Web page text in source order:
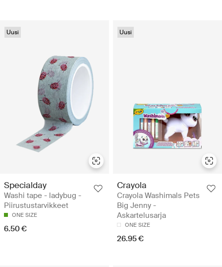
Uusi
Specialday
Washi tape - ladybug -
Piirustustarvikkeet
ONE SIZE
6.50 €
Uusi
Crayola
Crayola Washimals Pets
Big Jenny -
Askartelusarja
ONE SIZE
26.95 €